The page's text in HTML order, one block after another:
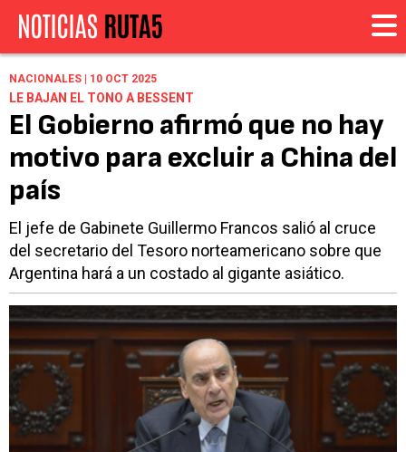
NACIONALES | 10 OCT 2025
LE BAJAN EL TONO A BESSENT
El Gobierno afirmó que no hay
motivo para excluir a China del
país
El jefe de Gabinete Guillermo Francos salió al cruce
del secretario del Tesoro norteamericano sobre que
Argentina hará a un costado al gigante asiático.